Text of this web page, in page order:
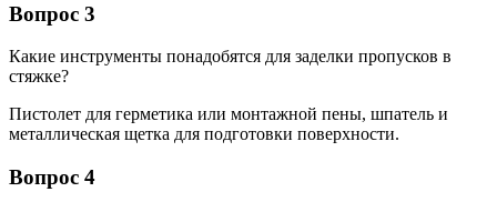
Вопрос 3
Какие инструменты понадобятся для заделки пропусков в
стяжке?
Пистолет для герметика или монтажной пены, шпатель и
металлическая щетка для подготовки поверхности.
Вопрос 4